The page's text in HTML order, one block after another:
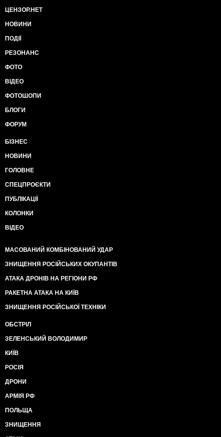
ЦЕНЗОР.НЕТ
НОВИНИ
ПОДІЇ
РЕЗОНАНС
ФОТО
ВІДЕО
ФОТОШОПИ
БЛОГИ
ФОРУМ
БІЗНЕС
НОВИНИ
ГОЛОВНЕ
СПЕЦПРОЄКТИ
ПУБЛІКАЦІЇ
КОЛОНКИ
ВІДЕО
МАСОВАНИЙ КОМБІНОВАНИЙ УДАР
ЗНИЩЕННЯ РОСІЙСЬКИХ ОКУПАНТІВ
АТАКА ДРОНІВ НА РЕГІОНИ РФ
РАКЕТНА АТАКА НА КИЇВ
ЗНИЩЕННЯ РОСІЙСЬКОЇ ТЕХНІКИ
ОБСТРІЛ
ЗЕЛЕНСЬКИЙ ВОЛОДИМИР
КИЇВ
РОСІЯ
ДРОНИ
АРМІЯ РФ
ПОЛЬЩА
ЗНИЩЕННЯ